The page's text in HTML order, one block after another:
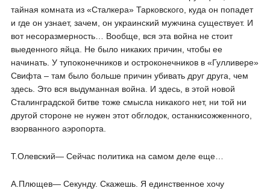
тайная комната из «Сталкера» Тарковского, куда он попадет
и где он узнает, зачем, он украинский мужчина существует. И
вот несоразмерность… Вообще, вся эта война не стоит
выеденного яйца. Не было никаких причин, чтобы ее
начинать. У тупоконечников и остроконечников в «Гулливере»
Свифта – там было больше причин убивать друг друга, чем
здесь. Это вся выдуманная война. И здесь, в этой новой
Сталинградской битве тоже смысла никакого нет, ни той ни
другой стороне не нужен этот обглодок, останкисожженного,
взорванного аэропорта.
Т.Олевский― Сейчас политика на самом деле еще…
А.Плющев― Секунду. Скажешь. Я единственное хочу